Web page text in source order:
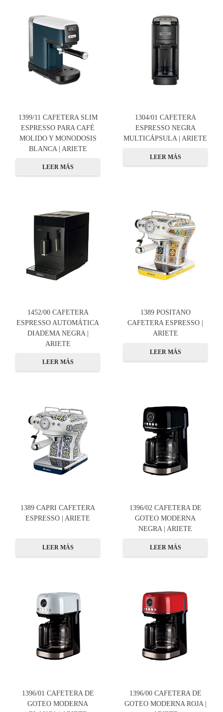
1399/11 CAFETERA SLIM
ESPRESSO PARA CAFÉ
MOLIDO Y MONODOSIS
BLANCA | ARIETE
LEER MÁS
1304/01 CAFETERA
ESPRESSO NEGRA
MULTICÁPSULA | ARIETE
LEER MÁS
1452/00 CAFETERA
ESPRESSO AUTOMÁTICA
DIADEMA NEGRA |
ARIETE
LEER MÁS
1389 POSITANO
CAFETERA ESPRESSO |
ARIETE
LEER MÁS
1389 CAPRI CAFETERA
ESPRESSO | ARIETE
LEER MÁS
1396/02 CAFETERA DE
GOTEO MODERNA
NEGRA | ARIETE
LEER MÁS
1396/01 CAFETERA DE
GOTEO MODERNA
1396/00 CAFETERA DE
GOTEO MODERNA ROJA |